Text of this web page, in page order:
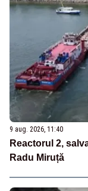
9 aug. 2026, 11:40
Reactorul 2,
Radu Miruță